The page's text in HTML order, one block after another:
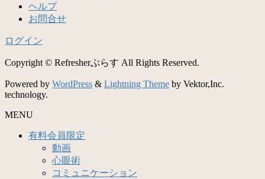
ヘルプ
お問合せ
ログイン
Copyright © Refresherぷらす All Rights Reserved.
Powered by WordPress & Lightning Theme by Vektor,Inc.
technology.
MENU
有料会員限定
動画
心眼術
コミュニケーション